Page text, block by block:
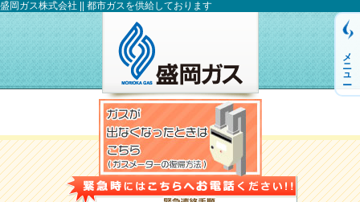
盛岡ガス株式会社 || 都市ガスを供給しております
メニュー